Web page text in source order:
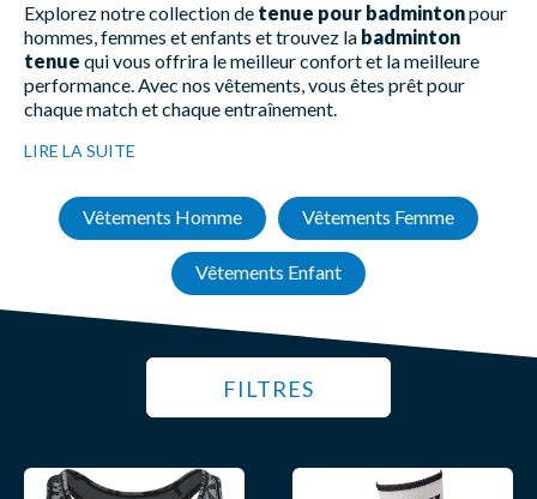
Explorez notre collection de tenue pour badmintonpour
hommes, femmes et enfants et trouvez la badminton
tenue qui vous offrira le meilleur confort et la meilleure
performance. Avec nos vêtements, vous êtes prêt pour
chaque match et chaque entraînement.
LIRE LA SUITE
Vêtements Homme Vêtements Femme
Vêtements Enfant
FILTRES